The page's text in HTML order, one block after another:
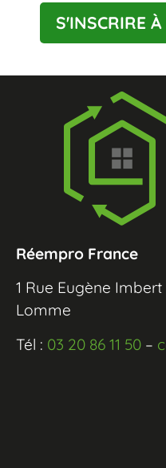
S'INSCRIRE
Réempro France
1 Rue Eugène
Lomme
Tél : 03 20 86 11 50 –